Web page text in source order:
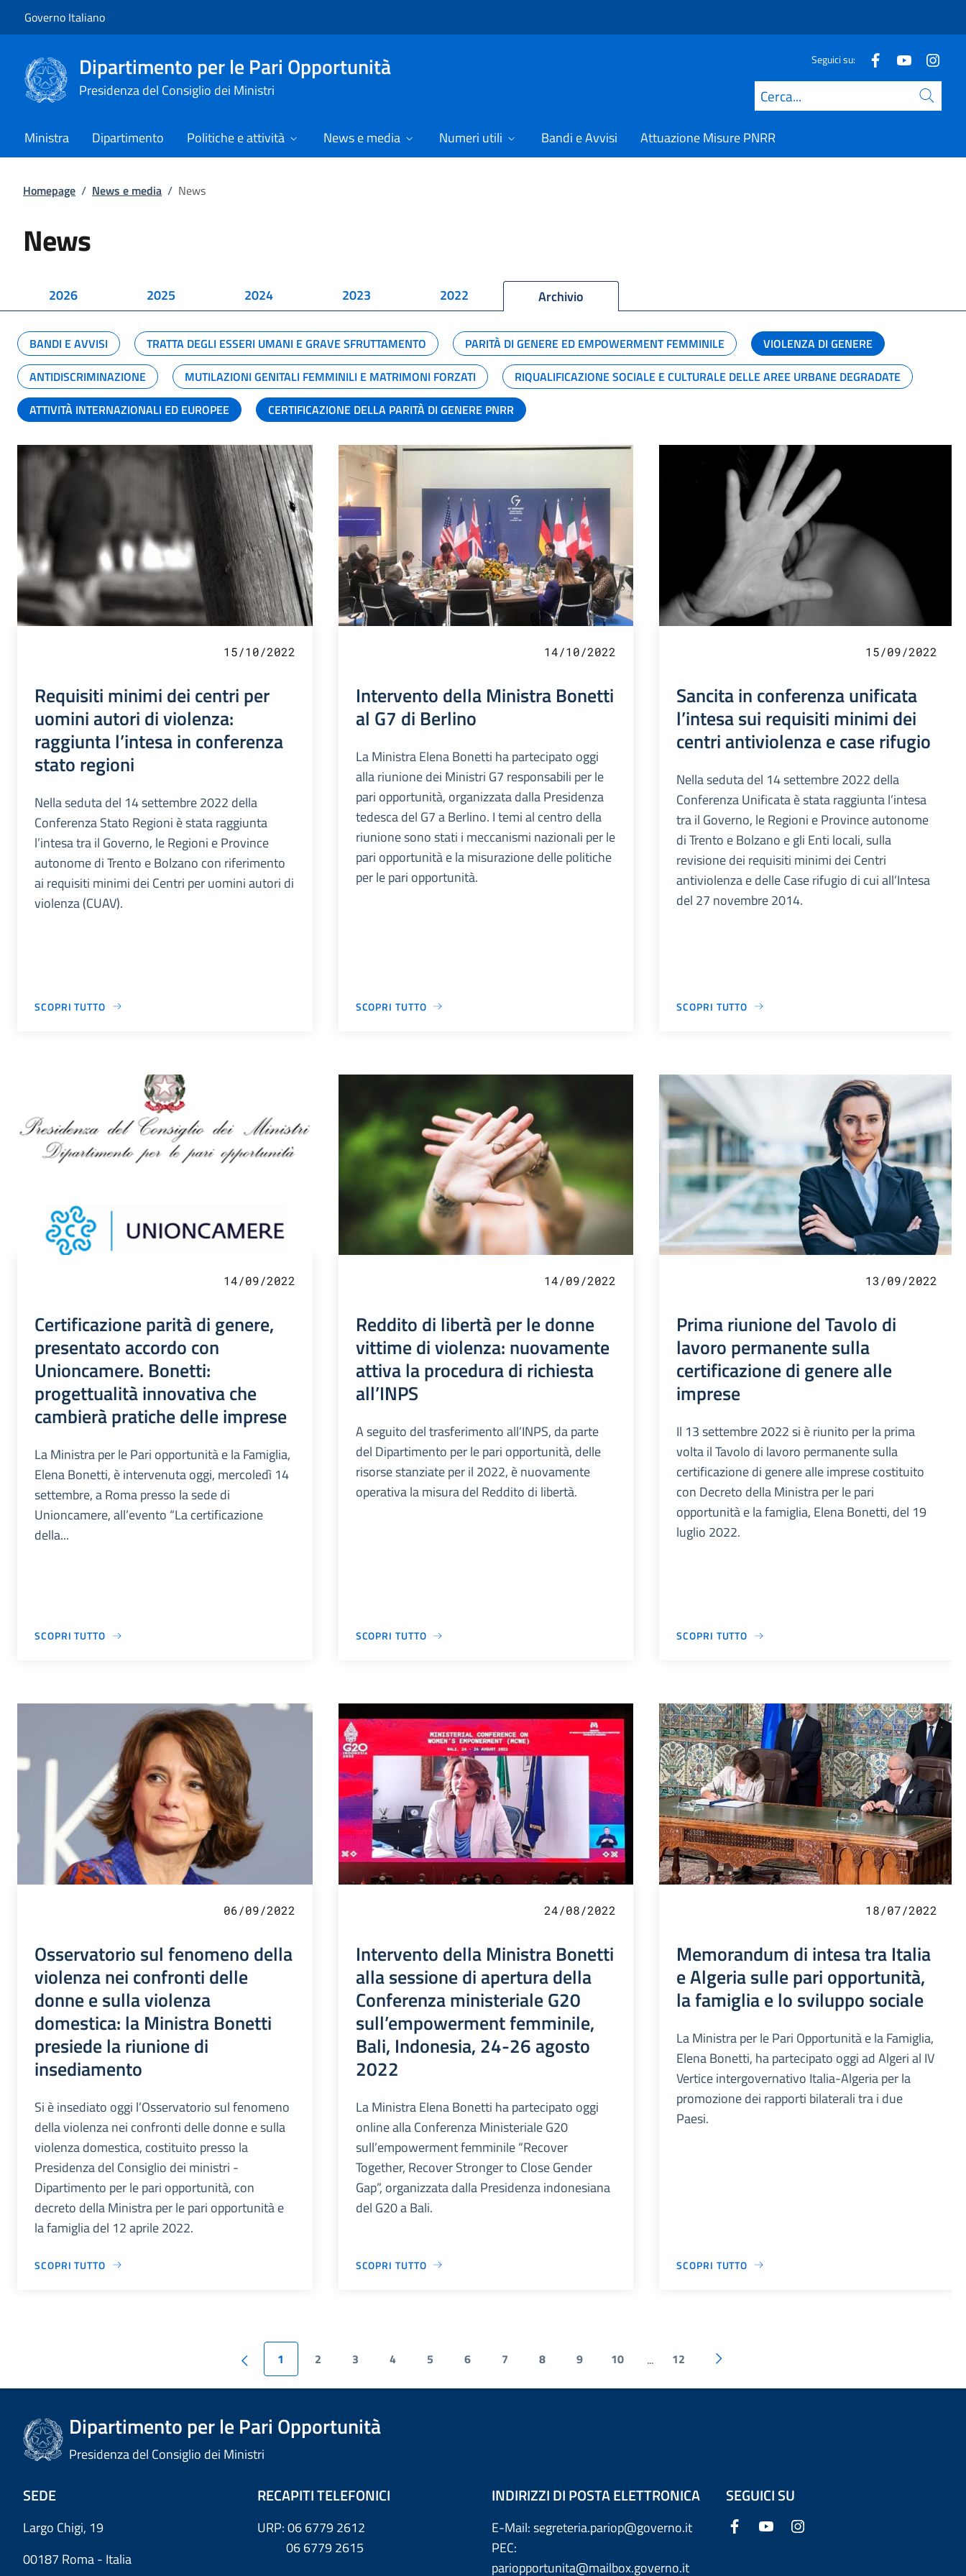
Governo Italiano
Dipartimento per le Pari Opportunità
Presidenza del Consiglio dei Ministri
Seguici su:
Cerca
Ministra Dipartimento Politiche e attività News e media Numeri utili Bandi e Avvisi Attuazione Misure PNRR
Homepage / News e media / News
News
2026 2025 2024 2023 2022 Archivio
BANDI E AVVISI TRATTA DEGLI ESSERI UMANI E GRAVE SFRUTTAMENTO PARITÀ DI GENERE ED EMPOWERMENT FEMMINILE
VIOLENZA DI GENERE
ANTIDISCRIMINAZIONE
MUTILAZIONI GENITALI FEMMINILI E MATRIMONI FORZATI
RIQUALIFICAZIONE SOCIALE E CULTURALE DELLE AREE URBANE DEGRADATE
ATTIVITÀ INTERNAZIONALI ED EUROPEE
CERTIFICAZIONE DELLA PARITÀ DI GENERE PNRR
15/10/2022
Requisiti minimi dei centri per
uomini autori di violenza:
raggiunta l’intesa in conferenza
stato regioni
Nella seduta del 14 settembre 2022 della
Conferenza Stato Regioni è stata raggiunta
l’intesa tra il Governo, le Regioni e Province
autonome di Trento e Bolzano con riferimento
ai requisiti minimi dei Centri per uomini autori di
violenza (CUAV).
SCOPRI TUTTO
14/10/2022
Intervento della Ministra Bonetti
al G7 di Berlino
La Ministra Elena Bonetti ha partecipato oggi
alla riunione dei Ministri G7 responsabili per le
pari opportunità, organizzata dalla Presidenza
tedesca del G7 a Berlino. I temi al centro della
riunione sono stati i meccanismi nazionali per le
pari opportunità e la misurazione delle politiche
per le pari opportunità.
SCOPRI TUTTO
15/09/2022
Sancita in conferenza unificata
l’intesa sui requisiti minimi dei
centri antiviolenza e case rifugio
Nella seduta del 14 settembre 2022 della
Conferenza Unificata è stata raggiunta l’intesa
tra il Governo, le Regioni e Province autonome
di Trento e Bolzano e gli Enti locali, sulla
revisione dei requisiti minimi dei Centri
antiviolenza e delle Case rifugio di cui all’Intesa
del 27 novembre 2014.
SCOPRI TUTTO
14/09/2022
Certificazione parità di genere,
presentato accordo con
Unioncamere. Bonetti:
progettualità innovativa che
cambierà pratiche delle imprese
La Ministra per le Pari opportunità e la Famiglia,
Elena Bonetti, è intervenuta oggi, mercoledì 14
settembre, a Roma presso la sede di
Unioncamere, all’evento “La certificazione
della...
SCOPRI TUTTO
14/09/2022
Reddito di libertà per le donne
vittime di violenza: nuovamente
attiva la procedura di richiesta
all’INPS
A seguito del trasferimento all’INPS, da parte
del Dipartimento per le pari opportunità, delle
risorse stanziate per il 2022, è nuovamente
operativa la misura del Reddito di libertà.
SCOPRI TUTTO
13/09/2022
Prima riunione del Tavolo di
lavoro permanente sulla
certificazione di genere alle
imprese
Il 13 settembre 2022 si è riunito per la prima
volta il Tavolo di lavoro permanente sulla
certificazione di genere alle imprese costituito
con Decreto della Ministra per le pari
opportunità e la famiglia, Elena Bonetti, del 19
luglio 2022.
SCOPRI TUTTO
06/09/2022
Osservatorio sul fenomeno della
violenza nei confronti delle
donne e sulla violenza
domestica: la Ministra Bonetti
presiede la riunione di
insediamento
Si è insediato oggi l’Osservatorio sul fenomeno
della violenza nei confronti delle donne e sulla
violenza domestica, costituito presso la
Presidenza del Consiglio dei ministri -
Dipartimento per le pari opportunità, con
decreto della Ministra per le pari opportunità e
la famiglia del 12 aprile 2022.
SCOPRI TUTTO
24/08/2022
Intervento della Ministra Bonetti
alla sessione di apertura della
Conferenza ministeriale G20
sull’empowerment femminile,
Bali, Indonesia, 24-26 agosto
2022
La Ministra Elena Bonetti ha partecipato oggi
online alla Conferenza Ministeriale G20
sull’empowerment femminile “Recover
Together, Recover Stronger to Close Gender
Gap”, organizzata dalla Presidenza indonesiana
del G20 a Bali.
SCOPRI TUTTO
18/07/2022
Memorandum di intesa tra Italia
e Algeria sulle pari opportunità,
la famiglia e lo sviluppo sociale
La Ministra per le Pari Opportunità e la Famiglia,
Elena Bonetti, ha partecipato oggi ad Algeri al IV
Vertice intergovernativo Italia-Algeria per la
promozione dei rapporti bilaterali tra i due
Paesi.
SCOPRI TUTTO
1 2 3 4 5 6 7 8 9 10 ... 12
Dipartimento per le Pari Opportunità
Presidenza del Consiglio dei Ministri
SEDE
Largo Chigi, 19
00187 Roma - Italia
RECAPITI TELEFONICI
URP: 06 6779 2612
06 6779 2615
INDIRIZZI DI POSTA ELETTRONICA
E-Mail: segreteria.pariop@governo.it
PEC:
pariopportunita@mailbox.governo.it
SEGUICI SU